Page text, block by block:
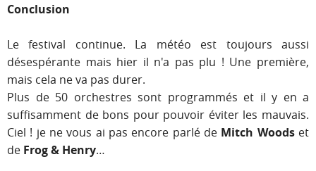
Conclusion
Le festival continue. La météo est toujours aussi
désespérante mais hier il n'a pas plu ! Une première,
mais cela ne va pas durer.
Plus de 50 orchestres sont programmés et il y en a
suffisamment de bons pour pouvoir éviter les mauvais.
Ciel ! je ne vous ai pas encore parlé de Mitch Woods et
de Frog & Henry…